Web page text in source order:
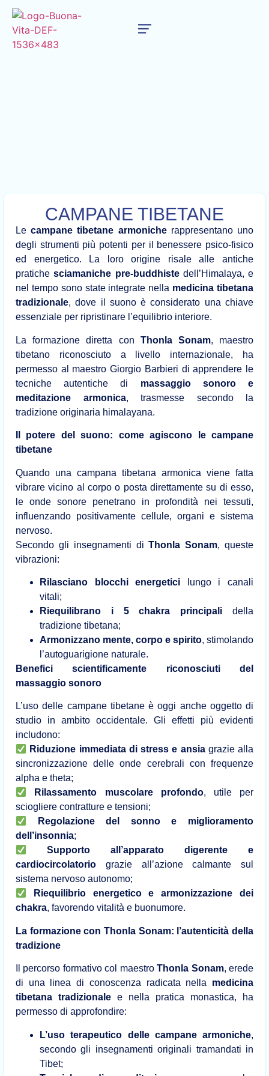
CAMPANE TIBETANE
Lecampane tibetane armonicherappresentano uno
degli strumenti più potenti per il benessere psico-fisico
ed energetico. La loro origine risale alle antiche
pratichesciamaniche pre-buddhistedell’Himalaya, e
nel tempo sono state integrate nella medicina tibetana
tradizionale, dove il suono è considerato una chiave
essenziale per ripristinare l’equilibrio interiore.
La formazione diretta con Thonla Sonam, maestro
tibetano riconosciuto a livello internazionale, ha
permesso al maestro Giorgio Barbieri di apprendere le
tecniche autentiche di massaggio sonoro e
meditazione armonica, trasmesse secondo la
tradizione originaria himalayana.
Il potere del suono: come agiscono le campane
tibetane
Quando una campana tibetana armonica viene fatta
vibrare vicino al corpo o posta direttamente su di esso,
le onde sonore penetrano in profondità nei tessuti,
influenzando positivamente cellule, organi e sistema
nervoso.
Secondo gli insegnamenti diThonla Sonam, queste
vibrazioni:
Rilasciano blocchi energetici lungo i canali
vitali;
Riequilibrano i 5 chakra principali della
tradizione tibetana;
Armonizzano mente, corpo e spirito, stimolando
l’autoguarigione naturale.
Benefici scientificamente riconosciuti del
massaggio sonoro
L’uso delle campane tibetane è oggi anche oggetto di
studio in ambito occidentale. Gli effetti più evidenti
includono:
Riduzione immediata di stress e ansiagrazie alla
sincronizzazione delle onde cerebrali con frequenze
alpha e theta;
Rilassamento muscolare profondo, utile per
sciogliere contratture e tensioni;
Regolazione del sonno e miglioramento
dell’insonnia;
Supporto all’apparato digerente e
cardiocircolatorio grazie all’azione calmante sul
sistema nervoso autonomo;
Riequilibrio energetico e armonizzazione dei
chakra, favorendo vitalità e buonumore.
La formazione con Thonla Sonam: l’autenticità della
tradizione
Il percorso formativo col maestroThonla Sonam, erede
di una linea di conoscenza radicata nella medicina
tibetana tradizionale e nella pratica monastica, ha
permesso di approfondire:
L’uso terapeutico delle campane armoniche,
secondo gli insegnamenti originali tramandati in
Tibet;